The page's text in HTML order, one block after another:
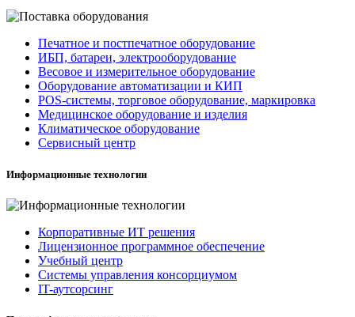
Печатное и постпечатное оборудование
ИБП, батареи, электрооборудование
Весовое и измерительное оборудование
Оборудование автоматизации и КИП
POS-системы, торговое оборудование, маркировка
Медицинское оборудование и изделия
Климатическое оборудование
Сервисный центр
Информационные технологии
Корпоративные ИТ решения
Лицензионное программное обеспечение
Учебный центр
Системы управления консорциумом
IT-аутсорсинг